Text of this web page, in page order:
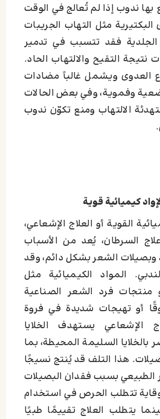
ندوب إذا لم تُعالج في الوقت
مثل التهاب الجريبات
الجلدية فقد تتسبب في تدمير
نتيجة التقيح والالتهاب الحاد.
العدوى ويشمل غالباً مضادات
وفموية، وفي بعض الحالات
الالتهاب ومنع تكوّن ندوب
كيميائية قوية
القوية أو العلاج الإشعاعي،
السرطان، يُعد من الأسباب
وبصيلات الشعر بشكل دائم، وقد
المواد الكيميائية مثل
منتجات فرد الشعر الصناعية
أو تهيجات شديدة في فروة
الإشعاعي يستهدف الخلايا
بالخلايا السليمة المحيطة، بما
هذا التلف قد يُنتج نسيجًا
الطبيعي بسبب فقدان البصيلات
تتطلب الحرص في استخدام
يتطلب العلاج تقييمًا طبيًا